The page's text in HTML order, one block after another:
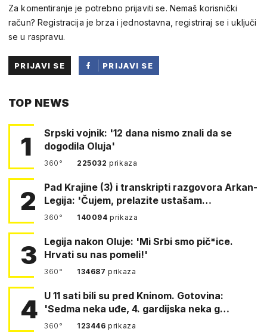
Za komentiranje je potrebno prijaviti se. Nemaš korisnički
račun? Registracija je brza i jednostavna, registriraj se i uključi
se u raspravu.
PRIJAVI SE
PRIJAVI SE
TOP NEWS
1
Srpski vojnik: '12 dana nismo znali da se
dogodila Oluja'
360° 225032prikaza
2
Pad Krajine (3) i transkripti razgovora Arkan-
Legija: 'Čujem, prelazite ustašam…
360° 140094prikaza
3
Legija nakon Oluje: 'Mi Srbi smo pič*ice.
Hrvati su nas pomeli!'
360° 134687prikaza
4 U 11 sati bili su pred Kninom. Gotovina:
'Sedma neka uđe, 4. gardijska neka g…
360° 123446prikaza